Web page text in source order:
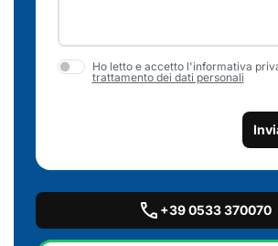
Ho letto e accetto l'informativa
trattamento dei dati personali
call +39 0533 370070